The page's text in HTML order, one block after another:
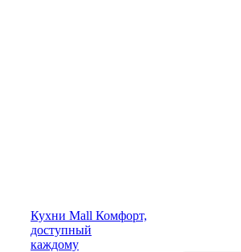
Кухни Mall Комфорт,
доступный
каждому